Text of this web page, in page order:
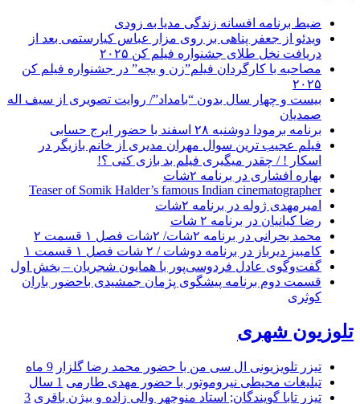
ضبط برنامه افسانه زندگی مدیا به زودی
ویدئو از جعفر پناهی بر روی مزار عباس کیارستمی بعد از
دریافت نخل طلای جشنواره فیلم کن ۲۰۲۵
مصاحبه با کارگردان فیلم”زن و بچه” در جشنواره فیلم کن
۲۰۲۵
بیست و چهار سال بدون “بامداد”/ روایت تصویری از سیف اله
صمدیان
برنامه برمودا دوشنبه ۲۸ اسفند با حضور ایرج حسابی
فیلم عجیب ترین سوال مهران مدیری از خانم بازیگر در
اسکار ! / چقدر میگیری فیلم بد بازی کنی ؟!
بهاره افشاری در برنامه ۲شات
Teaser of Somik Halder’s famous Indian cinematographer
امیرمهدی ژوله در برنامه ۲شات
رضا کیانیان در برنامه ۲ شات
محمد بحرانی در برنامه ۲شات/ ۲شات فصل ۱ قسمت ۲
کامبیز دیرباز در برنامه دوشات / ۲ شات فصل ۱ قسمت ۱
گفت‌وگوی عادل فردوسی‌پور با همایون شجریان – بخش اول
قسمت دوم برنامه پیشگوی پژمان جمشیدی باحضور باران
کوثری
تلوزیون شهری
تیزر تلویزیونی ال سی من با حضور محمد رضا گلزار 9 ماه
تبلیغات محیطی نیروموتور با حضور مهدی طارمی 1 سال
تیزر تابا گویندگان; استاد منوچهر والی زاده و بیژن باقری 3